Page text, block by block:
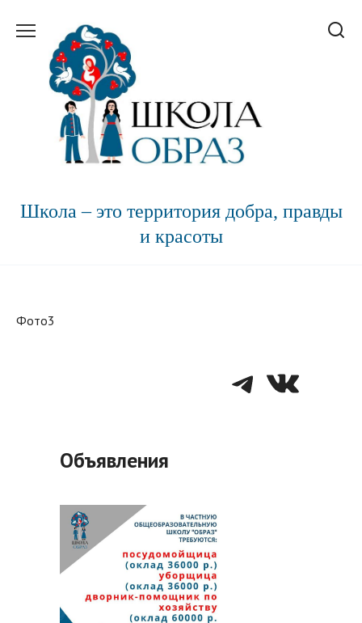
содержанию
Школа – это территория добра, правды
и красоты
Фото3
VK
Объявления